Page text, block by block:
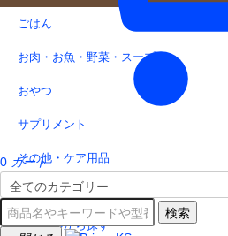
0 カート
検索
ごはん
お肉・お魚・野菜・スープ
おやつ
サプリメント
その他・ケア用品
原材料で選ぶ
ジャンルから探す